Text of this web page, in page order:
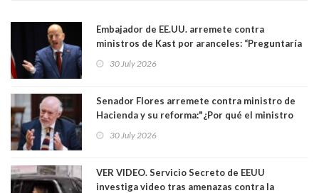
Embajador de EE.UU. arremete contra
ministros de Kast por aranceles: “Preguntaría
Yo diría que no”
30 July 2026
Senador Flores arremete contra ministro de
Hacienda y su reforma:"¿Por qué el ministro
más ricos, pasándole la aplanadora a los
30 July 2026
VER VIDEO. Servicio Secreto de EEUU
investiga video tras amenazas contra la